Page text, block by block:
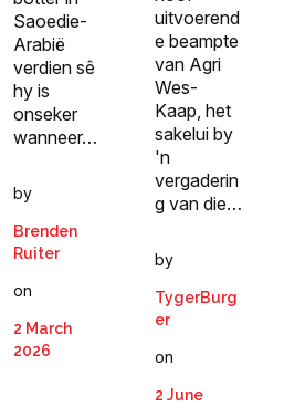
Saoedie-
Arabië
verdien sê
hy is
onseker
wanneer…
by
Brenden
Ruiter
on
2 March
2026
uitvoerend
e beampte
van Agri
Wes-
Kaap, het
sakelui by
'n
vergaderin
g van die…
by
TygerBurg
er
on
2 June